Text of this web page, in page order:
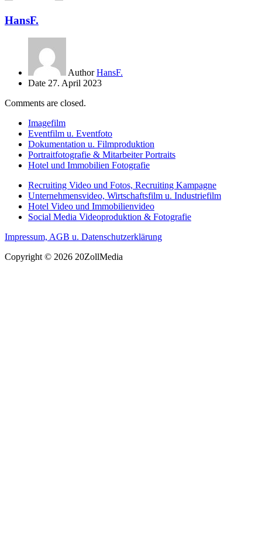
HansF.
Author HansF.
Date 27. April 2023
Comments are closed.
Imagefilm
Eventfilm u. Eventfoto
Dokumentation u. Filmproduktion
Portraitfotografie & Mitarbeiter Portraits
Hotel und Immobilien Fotografie
Recruiting Video und Fotos, Recruiting Kampagne
Unternehmensvideo, Wirtschaftsfilm u. Industriefilm
Hotel Video und Immobilienvideo
Social Media Videoproduktion & Fotografie
Impressum, AGB u. Datenschutzerklärung
Copyright © 2026 20ZollMedia